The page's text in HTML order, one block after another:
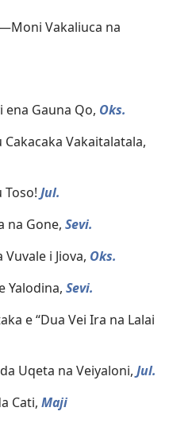
Vakaliuca na
Gauna Qo, Oks.
Vakaitalatala,
Jul.
na Gone, Sevi.
i Jiova, Oks.
Yalodina, Sevi.
e “Dua Vei Ira na Lalai
Uqeta na Veiyaloni, Jul.
Cati, Maji